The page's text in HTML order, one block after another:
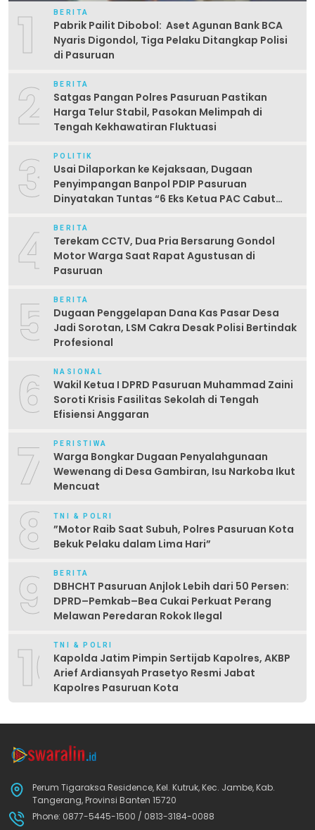
1 BERITA
Pabrik Pailit Dibobol: Aset Agunan Bank BCA
Nyaris Digondol, Tiga Pelaku Ditangkap Polisi
di Pasuruan
2 BERITA
Satgas Pangan Polres Pasuruan Pastikan
Harga Telur Stabil, Pasokan Melimpah di
Tengah Kekhawatiran Fluktuasi
3 POLITIK
Usai Dilaporkan ke Kejaksaan, Dugaan
Penyimpangan Banpol PDIP Pasuruan
Dinyatakan Tuntas “6 Eks Ketua PAC Cabut
4 BERITA
Terekam CCTV, Dua Pria Bersarung Gondol
Motor Warga Saat Rapat Agustusan di
Pasuruan
5 BERITA
Dugaan Penggelapan Dana Kas Pasar Desa
Jadi Sorotan, LSM Cakra Desak Polisi Bertindak
Profesional
6 NASIONAL
Wakil Ketua I DPRD Pasuruan Muhammad Zaini
Soroti Krisis Fasilitas Sekolah di Tengah
Efisiensi Anggaran
7 PERISTIWA
Warga Bongkar Dugaan Penyalahgunaan
Wewenang di Desa Gambiran, Isu Narkoba Ikut
Mencuat
8 TNI & POLRI
‎”Motor Raib Saat Subuh, Polres Pasuruan Kota
Bekuk Pelaku dalam Lima Hari” ‎
9 BERITA
DBHCHT Pasuruan Anjlok Lebih dari 50 Persen:
DPRD–Pemkab–Bea Cukai Perkuat Perang
Melawan Peredaran Rokok Ilegal
10TNI & POLRI
Kapolda Jatim Pimpin Sertijab Kapolres, AKBP
Arief Ardiansyah Prasetyo Resmi Jabat
Kapolres Pasuruan Kota
Perum Tigaraksa Residence, Kel. Kutruk, Kec. Jambe, Kab.
Tangerang, Provinsi Banten 15720
Phone: 0877-5445-1500 / 0813-3184-0088